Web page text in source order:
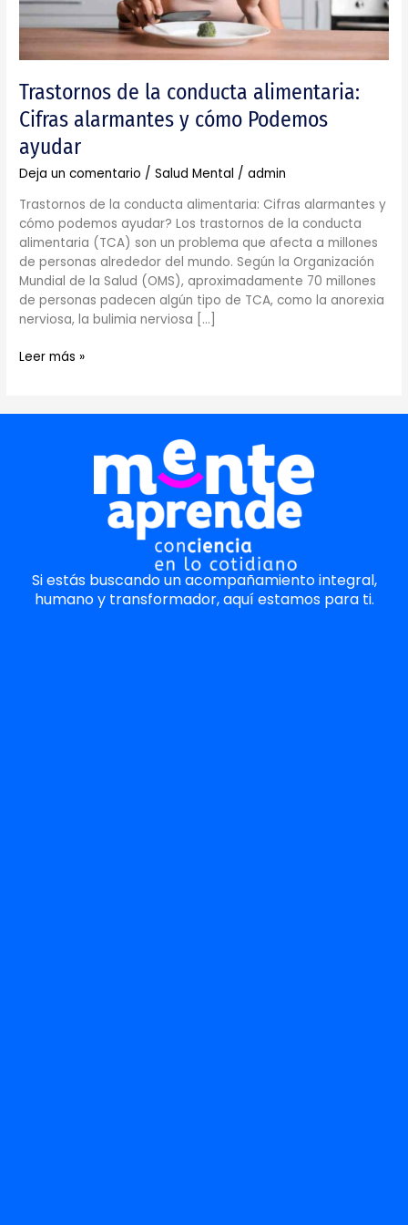
Trastornos de la conducta alimentaria:
Cifras alarmantes y cómo Podemos
ayudar
Deja un comentario /Salud Mental /admin
Trastornos de la conducta alimentaria: Cifras alarmantes y
cómo podemos ayudar? Los trastornos de la conducta
alimentaria (TCA) son un problema que afecta a millones
de personas alrededor del mundo. Según la Organización
Mundial de la Salud (OMS), aproximadamente 70 millones
de personas padecen algún tipo de TCA, como la anorexia
nerviosa, la bulimia nerviosa […]
ayudar
Leer más »
Si estás buscando un acompañamiento integral,
humano y transformador, aquí estamos para ti.